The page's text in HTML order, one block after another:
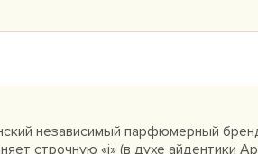
независимый парфюмерный
строчную «i» (в духе айдентики